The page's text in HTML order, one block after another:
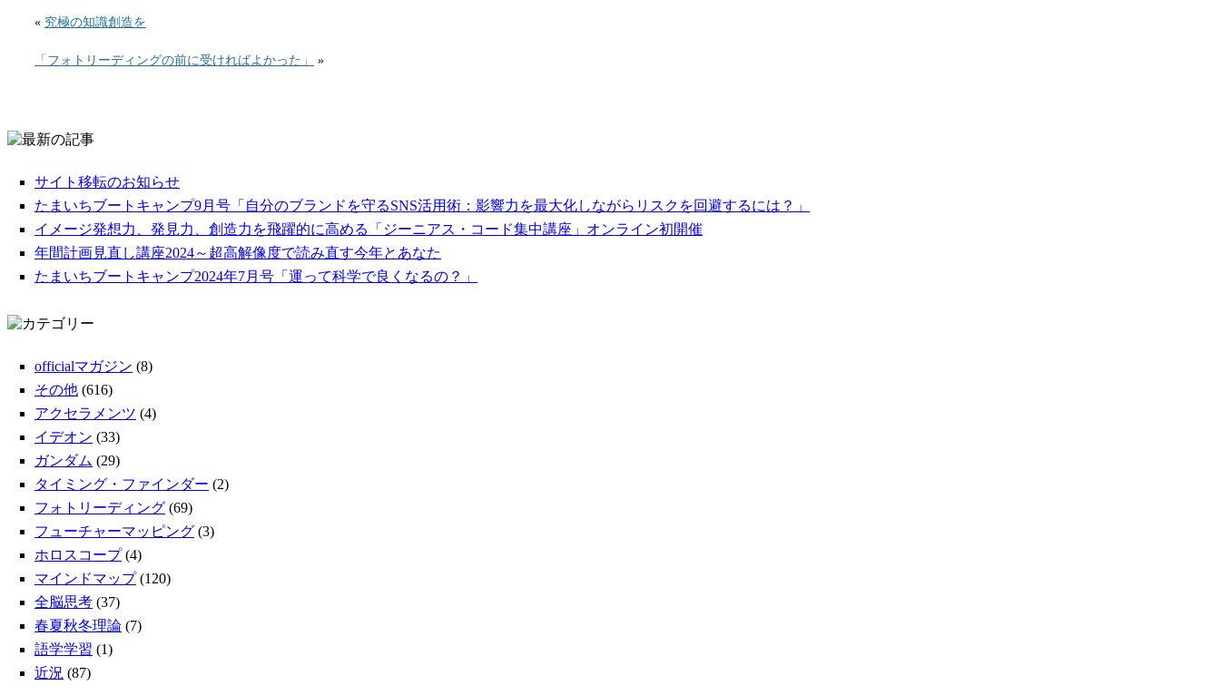
« 究極の知識創造を
「フォトリーディングの前に受ければよかった」 »
サイト移転のお知らせ
たまいちブートキャンプ9月号「自分のブランドを守るSNS活用術：影響力を最大化しながらリスクを回避するには？」
イメージ発想力、発見力、創造力を飛躍的に高める「ジーニアス・コード集中講座」オンライン初開催
年間計画見直し講座2024～超高解像度で読み直す今年とあなた
たまいちブートキャンプ2024年7月号「運って科学で良くなるの？」
officialマガジン (8)
その他 (616)
アクセラメンツ (4)
イデオン (33)
ガンダム (29)
タイミング・ファインダー (2)
フォトリーディング (69)
フューチャーマッピング (3)
ホロスコープ(4)
マインドマップ(120)
全脳思考 (37)
春夏秋冬理論 (7)
語学学習 (1)
近況 (87)